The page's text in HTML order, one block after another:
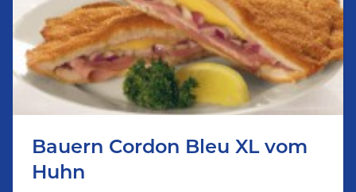
Bauern Cordon Bleu XL vom
Huhn